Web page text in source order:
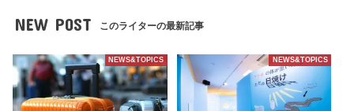
NEW POST このライターの最新記事
NEWS&TOPICS NEWS&TOPICS